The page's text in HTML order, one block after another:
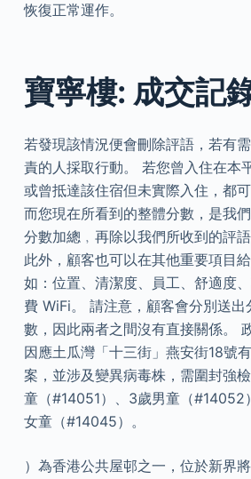
恢復正常運作。
寶寧樓: 成交記
若發現該情況便會刪除評語，若有
責的人採取行動。 若您曾入住在本
或曾抵達該住宿但未實際入住，都可
而您現在所看到的整體分數，是我
分數加總﹐再除以我們所收到的評語
此外，顧客也可以在其他重要項目
如：位置、清潔度、員工、舒適度
費 WiFi。 請注意，顧客會分別送出
數，因此兩者之間沒有直接關係。
因應土瓜灣「十三街」燕安街18號
案，並涉及變異病毒株，需圍封強
童（#14051）、3歲男童（#14052
女童（#14045）。
）為香港公共屋邨之一，位於新界